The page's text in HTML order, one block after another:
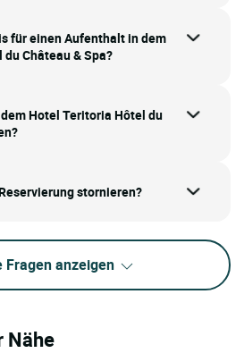
für einen Aufenthalt in dem
Château & Spa?
Hotel Teritoria Hôtel du
stornieren?
Fragen anzeigen
Nähe